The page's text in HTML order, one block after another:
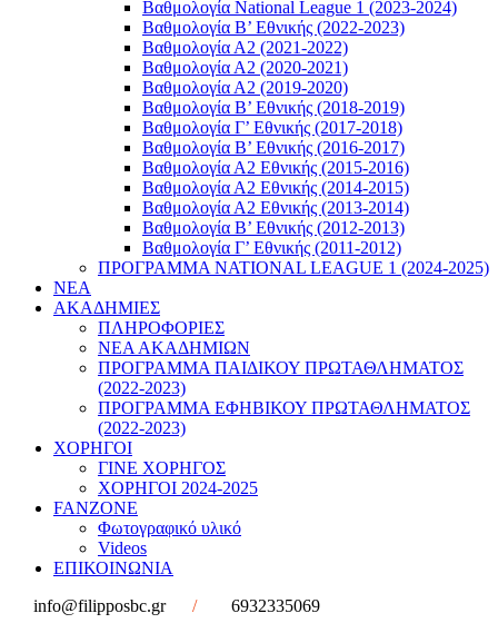
Βαθμολογία National League 1 (2023-2024)
Βαθμολογία Β’ Εθνικής (2022-2023)
Βαθμολογία Α2 (2021-2022)
Βαθμολογία Α2 (2020-2021)
Βαθμολογία Α2 (2019-2020)
Βαθμολογία B’ Εθνικής (2018-2019)
Βαθμολογία Γ’ Εθνικής (2017-2018)
Βαθμολογία Β’ Εθνικής (2016-2017)
Βαθμολογία Α2 Εθνικής (2015-2016)
Βαθμολογία Α2 Εθνικής (2014-2015)
Βαθμολογία Α2 Εθνικής (2013-2014)
Βαθμολογία Β’ Εθνικής (2012-2013)
Βαθμολογία Γ’ Εθνικής (2011-2012)
ΠΡΟΓΡΑΜΜΑ NATIONAL LEAGUE 1 (2024-2025)
ΝΕΑ
ΑΚΑΔΗΜΙΕΣ
ΠΛΗΡΟΦΟΡΙΕΣ
ΝΕΑ ΑΚΑΔΗΜΙΩΝ
ΠΡΟΓΡΑΜΜΑ ΠΑΙΔΙΚΟΥ ΠΡΩΤΑΘΛΗΜΑΤΟΣ
(2022-2023)
ΠΡΟΓΡΑΜΜΑ ΕΦΗΒΙΚΟΥ ΠΡΩΤΑΘΛΗΜΑΤΟΣ
(2022-2023)
ΧΟΡΗΓΟΙ
ΓΙΝΕ ΧΟΡΗΓΟΣ
ΧΟΡΗΓΟΙ 2024-2025
FANZONE
Φωτογραφικό υλικό
Videos
ΕΠΙΚΟΙΝΩΝΙΑ
info@filipposbc.gr
/ 6932335069